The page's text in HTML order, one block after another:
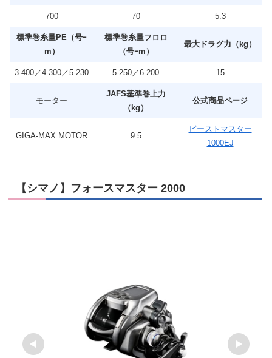
700 70 5.3
標準巻糸量PE（号ｰ
m）
標準巻糸量フロロ
（号ｰm）
最大ドラグ力（kg）
3-400／4-300／5-230 5-250／6-200 15
モーター
JAFS基準巻上力
（kg）
公式商品ページ
GIGA-MAX MOTOR 9.5
ビーストマスター
1000EJ
【シマノ】フォースマスター 2000